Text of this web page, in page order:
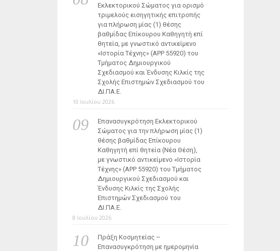
Εκλεκτορικού Σώματος για ορισμό
τριμελούς εισηγητικής επιτροπής
για πλήρωση μίας (1) θέσης
βαθμίδας Επίκουρου Καθηγητή επί
θητεία, με γνωστικό αντικείμενο
«Ιστορία Τέχνης» (ΑΡΡ 55920) του
Τμήματος Δημιουργικού
Σχεδιασμού και Ένδυσης Κιλκίς της
Σχολής Επιστημών Σχεδιασμού του
ΔΙ.ΠΑ.Ε.
10 Ιουλίου 2026
Επανασυγκρότηση Εκλεκτορικού
Σώματος για την πλήρωση μίας (1)
θέσης βαθμίδας Επίκουρου
Καθηγητή επί θητεία (Νέα Θέση),
με γνωστικό αντικείμενο «Ιστορία
Τέχνης» (ΑΡΡ 55920) του Τμήματος
Δημιουργικού Σχεδιασμού και
Ένδυσης Κιλκίς της Σχολής
Επιστημών Σχεδιασμού του
ΔΙ.ΠΑ.Ε.
8 Ιουλίου 2026
Πράξη Κοσμητείας –
Επανασυγκρότηση με ημερομηνία